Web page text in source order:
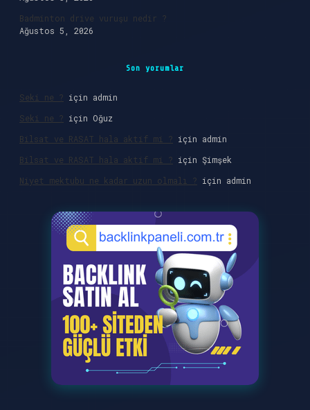
Badminton drive vuruşu nedir ?
Ağustos 5, 2026
Son yorumlar
Seki ne ? için admin
Seki ne ? için Oğuz
Bilsat ve RASAT hala aktif mi ? için admin
Bilsat ve RASAT hala aktif mi ? için Şimşek
Niyet mektubu ne kadar uzun olmalı ? için admin